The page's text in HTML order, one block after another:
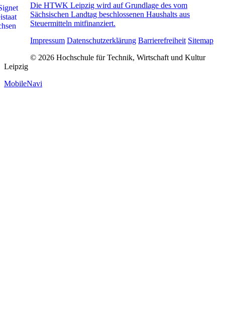
Die HTWK Leipzig wird auf Grundlage des vom
Sächsischen Landtag beschlossenen Haushalts aus
Steuermitteln mitfinanziert.
Impressum Datenschutzerklärung Barrierefreiheit Sitemap
© 2026 Hochschule für Technik, Wirtschaft und Kultur
Leipzig
MobileNavi